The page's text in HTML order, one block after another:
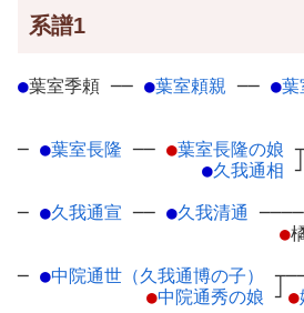
系譜1
●葉室季頼 ── ●葉室頼親 ── ●葉
─ ●葉室長隆 ── ●葉室長隆の娘
●久我通相 ┘
─ ●久我通宣 ── ●久我清通 ────
●
─ ●中院通世（久我通博の子）
┬
●中院通秀の娘 ┘ ●